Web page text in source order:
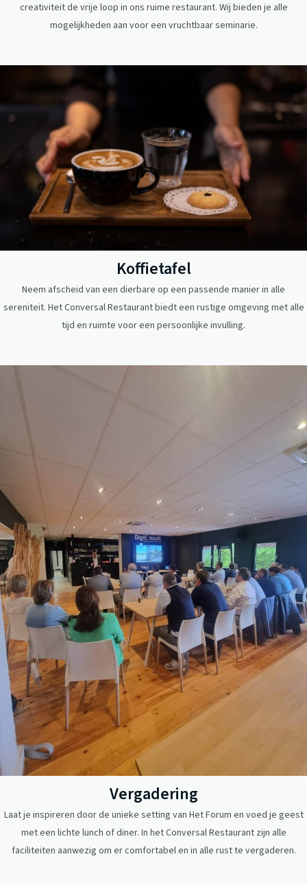
creativiteit de vrije loop in ons ruime restaurant. Wij bieden je alle
mogelijkheden aan voor een vruchtbaar seminarie.
Koffietafel
Neem afscheid van een dierbare op een passende manier in alle
sereniteit. Het Conversal Restaurant biedt een rustige omgeving met alle
tijd en ruimte voor een persoonlijke invulling.
Vergadering
Laat je inspireren door de unieke setting van Het Forum en voed je geest
met een lichte lunch of diner. In het Conversal Restaurant zijn alle
faciliteiten aanwezig om er comfortabel en in alle rust te vergaderen.